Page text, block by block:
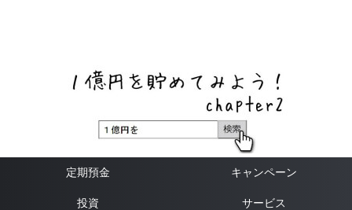
定期預金 キャンペーン
投資 サービス